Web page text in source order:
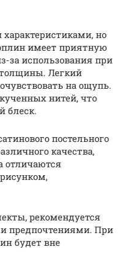
но
имеет приятную
за использования при
Легкий
на ощупь.
нитей, что
блеск.
постельного
качества,
отличаются
рекомендуется
предпочтениями. При
будет вне